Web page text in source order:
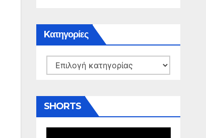
Kατηγορίες
Kατηγορίες
SHORTS